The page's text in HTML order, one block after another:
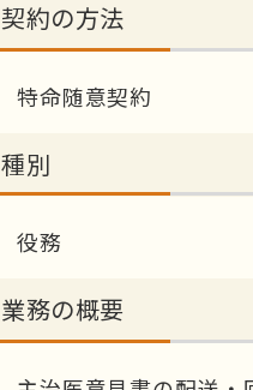
契約の方法
特命随意契約
種別
役務
業務の概要